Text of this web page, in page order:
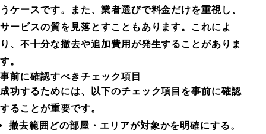
うケースです。また、業者選びで料金だけを重視し、
サービスの質を見落とすこともあります。これによ
り、不十分な撤去や追加費用が発生することがありま
す。
事前に確認すべきチェック項目
成功するためには、以下のチェック項目を事前に確認
することが重要です。
撤去範囲どの部屋・エリアが対象かを明確にする。